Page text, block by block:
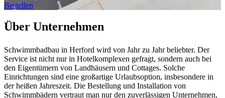
Bestellen
Über Unternehmen
Schwimmbadbau in Herford wird von Jahr zu Jahr beliebter. Der
Service ist nicht nur in Hotelkomplexen gefragt, sondern auch bei
den Eigentümern von Landhäusern und Cottages. Solche
Einrichtungen sind eine großartige Urlaubsoption, insbesondere in
der heißen Jahreszeit. Die Bestellung und Installation von
Schwimmbädern vertraut man nur den zuverlässigen Unternehmen,